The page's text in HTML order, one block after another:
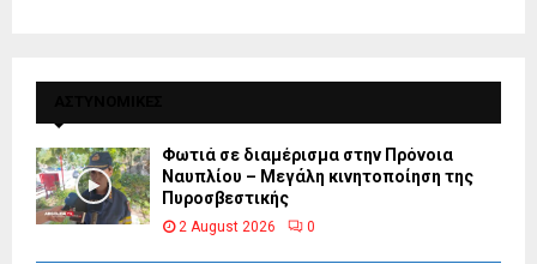
Φωτιά σε διαμέρισμα στην Πρόνοια
Ναυπλίου – Μεγάλη κινητοποίηση της
Πυροσβεστικής
2 August 2026 0